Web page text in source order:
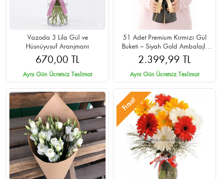
Vazoda 3 Lila Gül ve
Hüsnüyusuf Aranjmanı
670,00 TL
Aynı Gün Ücretsiz Teslimat
51 Adet Premium Kırmızı Gül
Buketi – Siyah Gold Ambalajlı
Cipsolu
2.399,99 TL
Aynı Gün Ücretsiz Teslimat
Fırsat